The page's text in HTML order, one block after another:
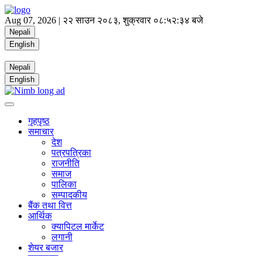
Aug 07, 2026 | २२ साउन २०८३, शुक्रवार ०८:५२:३५ बजे
Nepali
English
Nepali
English
गृहपृष्ठ
समाचार
देश
पत्रपत्रिका
राजनीति
समाज
पालिका
सम्पादकीय
बैंक तथा वित्त
आर्थिक
क्यापिटल मार्केट
लगानी
शेयर बजार